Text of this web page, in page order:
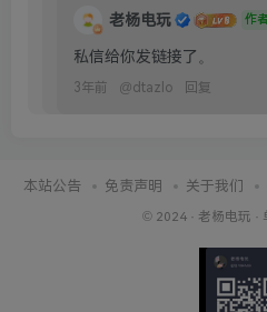
老杨电玩 作
私信给你发链接了。
3年前 @dtazlo 回复
本站公告 免责声明 关于我们
© 2024 · 老杨电玩 ·